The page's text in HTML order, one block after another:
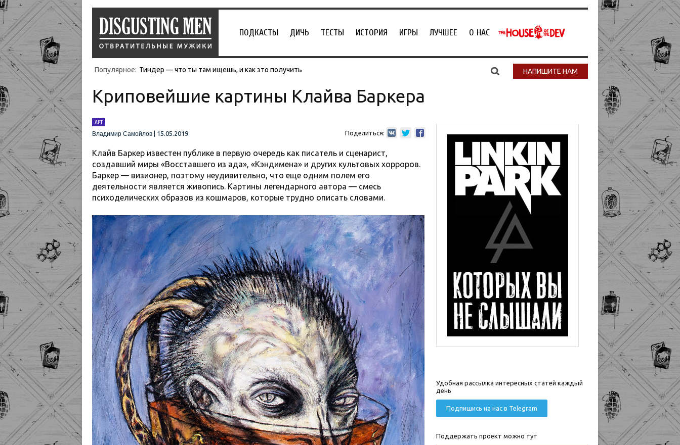
ПОДКАСТЫ ДИЧЬ ТЕСТЫ ИСТОРИЯ ИГРЫ ЛУЧШЕЕ О НАС
Популярное: Тиндер — что ты там ищешь, и как это получить НАПИШИТЕ НАМ
Криповейшие картины Клайва Баркера
АРТ
Владимир Самойлов
15.05.2019 Поделиться:
Клайв Баркер известен публике в первую очередь как писатель и сценарист,
создавший миры «Восставшего из ада», «Кэндимена» и других культовых хорроров.
Баркер — визионер, поэтому неудивительно, что еще одним полем его
деятельности является живопись. Картины легендарного автора — смесь
психоделических образов из кошмаров, которые трудно описать словами.
Удобная рассылка интересных статей каждый
день
Подпишись на нас в Telegram
Поддержать проект можно тут